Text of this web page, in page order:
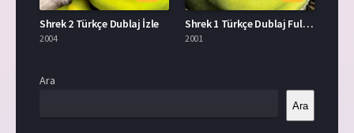
Shrek 2 Türkçe Dublaj İzle
2004
Shrek 1 Türkçe Dublaj Full İzle
2001
Ara
Ara